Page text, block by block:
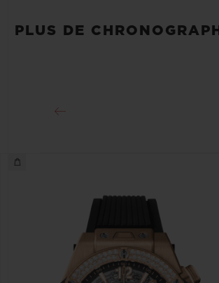
RÉSERVE DE MARCHE
PLUS DE CHRONOGRAPH